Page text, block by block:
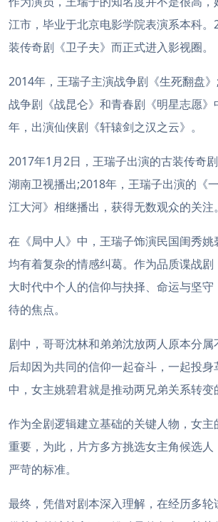
江市，毕业于北京电影学院表演系本科
装传奇剧《卫子夫》而正式进入影视圈。
2014年，王瑞子主演战争剧《生死翻盘
战争剧《战昆仑》和青春剧《明星志愿
年，出演仙侠剧《轩辕剑之汉之云》。
2017年1月2日，王瑞子出演的古装传奇
湖南卫视播出;2018年，王瑞子出演的《
江大河》相继播出，获得无数观众的关注。
在《局中人》中，王瑞子饰演民国闺秀姚
均有着复杂的情感纠葛。作为品质谍战剧
大时代中个人的信仰与抉择、命运与坚
待的焦点。
剧中，哥哥沈林和弟弟沈放两人原本分
后却因为共同的信仰一起奋斗，一起投
中，女主姚碧君就是推动两兄弟关系转变
作为全剧逻辑建立基础的关键人物，女主
重要，为此，片方多方挑选女主角候选人
严苛的标准。
最终，凭借对剧本深入理解，在经历多